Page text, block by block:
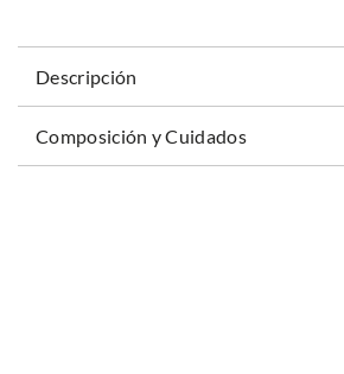
Descripción
Composición y Cuidados